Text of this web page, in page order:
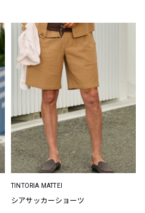
TINTORIA MATTEI
シアサッカーショーツ